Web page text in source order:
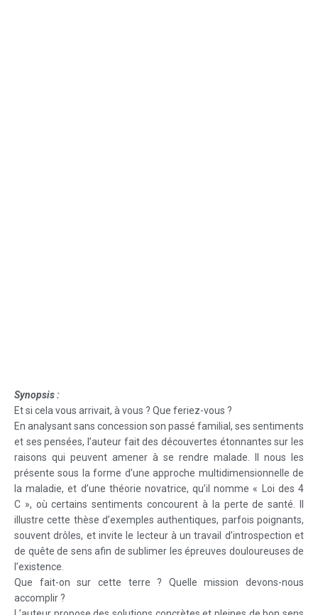
Synopsis :
Et si cela vous arrivait, à vous ? Que feriez-vous ?
En analysant sans concession son passé familial, ses sentiments
et ses pensées, l’auteur fait des découvertes étonnantes sur les
raisons qui peuvent amener à se rendre malade. Il nous les
présente sous la forme d’une approche multidimensionnelle de
la maladie, et d’une théorie novatrice, qu’il nomme « Loi des 4
C », où certains sentiments concourent à la perte de santé. Il
illustre cette thèse d’exemples authentiques, parfois poignants,
souvent drôles, et invite le lecteur à un travail d’introspection et
de quête de sens afin de sublimer les épreuves douloureuses de
l’existence.
Que fait-on sur cette terre ? Quelle mission devons-nous
accomplir ?